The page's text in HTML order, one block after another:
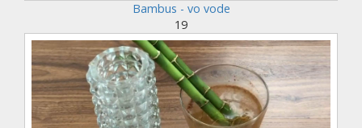
Bambus - vo vode
19